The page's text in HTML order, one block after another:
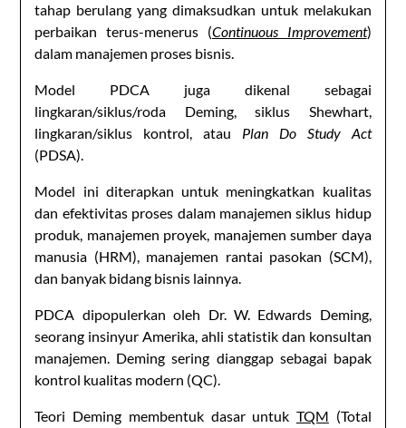
tahap berulang yang dimaksudkan untuk melakukan
perbaikan terus-menerus (Continuous Improvement)
dalam manajemen proses bisnis.
Model PDCA juga dikenal sebagai
lingkaran/siklus/roda Deming, siklus Shewhart,
lingkaran/siklus kontrol, atau Plan Do Study Act
(PDSA).
Model ini diterapkan untuk meningkatkan kualitas
dan efektivitas proses dalam manajemen siklus hidup
produk, manajemen proyek, manajemen sumber daya
manusia (HRM), manajemen rantai pasokan (SCM),
dan banyak bidang bisnis lainnya.
PDCA dipopulerkan oleh Dr. W. Edwards Deming,
seorang insinyur Amerika, ahli statistik dan konsultan
manajemen. Deming sering dianggap sebagai bapak
kontrol kualitas modern (QC).
Teori Deming membentuk dasar untuk TQM (Total